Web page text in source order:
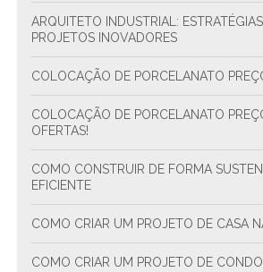
ARQUITETO INDUSTRIAL: ESTRATÉGIAS ESSENCIAIS PARA
PROJETOS INOVADORES
COLOCAÇÃO DE PORCELANATO
COLOCAÇÃO DE PORCELANATO PREÇO: APROVEITE AS
OFERTAS!
COMO CONSTRUIR DE FORMA SUSTENTÁVEL E
EFICIENTE
COMO CRIAR UM PROJETO DE CASA
COMO CRIAR UM PROJETO DE CONDOMÍNIO